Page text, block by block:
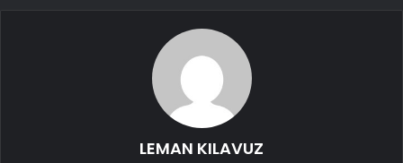
LEMAN KILAVUZ